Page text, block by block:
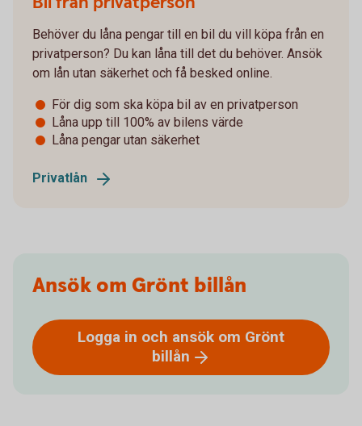
Behöver du låna pengar till en bil du vill köpa från en
privatperson? Du kan låna till det du behöver. Ansök
om lån utan säkerhet och få besked online.
För dig som ska köpa bil av en privatperson
Låna upp till 100% av bilens värde
Låna pengar utan säkerhet
Privatlån
Ansök om Grönt billån
Logga in och ansök om Grönt
billån